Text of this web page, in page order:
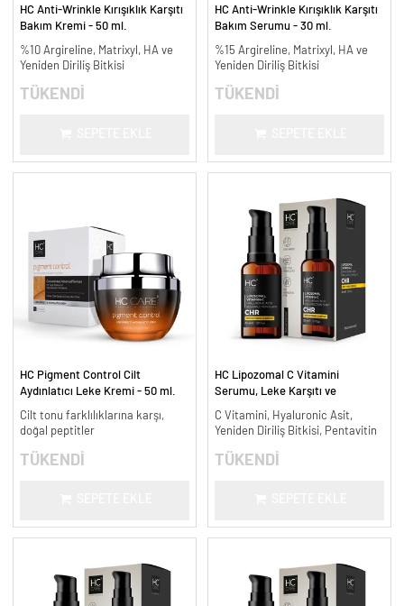
HC Anti-Wrinkle Kırışıklık Karşıtı
Bakım Kremi - 50 ml.
%10 Argireline, Matrixyl, HA ve
Yeniden Diriliş Bitkisi
TÜKENDİ
HC Anti-Wrinkle Kırışıklık Karşıtı
Bakım Serumu - 30 ml.
%15 Argireline, Matrixyl, HA ve
Yeniden Diriliş Bitkisi
TÜKENDİ
HC Pigment Control Cilt
Aydınlatıcı Leke Kremi - 50 ml.
Cilt tonu farklılıklarına karşı,
doğal peptitler
TÜKENDİ
HC Lipozomal C Vitamini
Serumu, Leke Karşıtı ve
C Vitamini, Hyaluronic Asit,
Yeniden Diriliş Bitkisi, Pentavitin
TÜKENDİ